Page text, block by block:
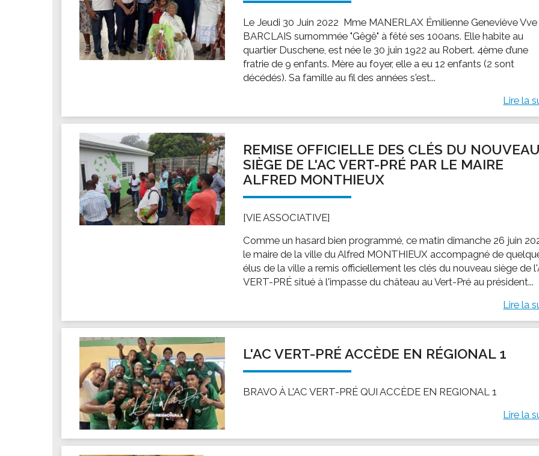
Le Jeudi 30 Juin 2022 Mme MANERLAX Émilienne Geneviève Vve
BARCLAIS surnommée "Gêgê" à fêté ses 100ans. Elle habite au
quartier Duschene, est née le 30 juin 1922 au Robert. 4ème d’une
fratrie de 9 enfants. Mère au foyer, elle a eu 12 enfants (2 sont
décédés). Sa famille au fil des années s'est...
Lire la
REMISE OFFICIELLE DES CLÉS DU NOUVEAU
SIÈGE DE L'AC VERT-PRÉ PAR LE MAIRE
ALFRED MONTHIEUX
[VIE ASSOCIATIVE]
Comme un hasard bien programmé, ce matin dimanche 26 juin
le maire de la ville du Alfred MONTHIEUX accompagné de
élus de la ville a remis officiellement les clés du nouveau siège de
VERT-PRÉ situé à l'impasse du château au Vert-Pré au président...
Lire la
L'AC VERT-PRÉ ACCÈDE EN RÉGIONAL 1
BRAVO À L'AC VERT-PRÉ QUI ACCÈDE EN REGIONAL 1
Lire la